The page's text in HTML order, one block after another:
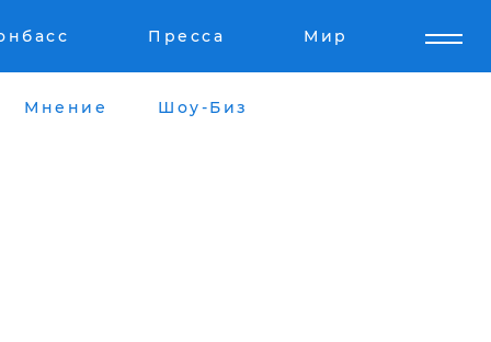
Пресса Мир
Мнение Шоу-Биз